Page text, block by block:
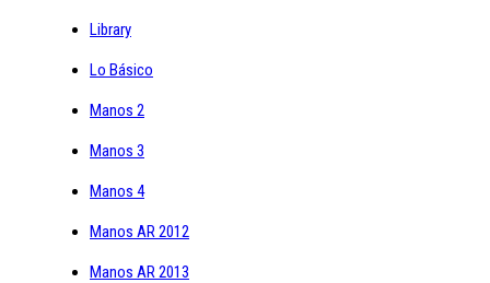
Library
Lo Básico
Manos 2
Manos 3
Manos 4
Manos AR 2012
Manos AR 2013